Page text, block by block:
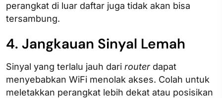
perangkat di luar daftar juga tidak akan bisa
tersambung.
4. Jangkauan Sinyal Lemah
Sinyal yang terlalu jauh dari routerdapat
menyebabkan WiFi menolak akses. Colah untuk
meletakkan perangkat lebih dekat atau posisikan